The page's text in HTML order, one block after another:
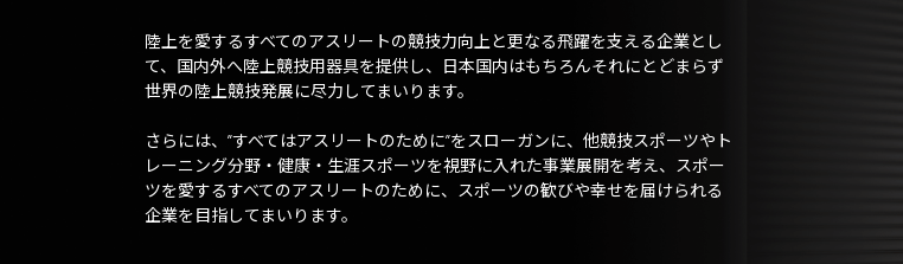
陸上を愛するすべてのアスリートの競技力向上と更なる飛躍を支える企業とし
て、国内外へ陸上競技用器具を提供し、日本国内はもちろんそれにとどまらず
世界の陸上競技発展に尽力してまいります。
さらには、”すべてはアスリートのために”をスローガンに、他競技スポーツやト
レーニング分野・健康・生涯スポーツを視野に入れた事業展開を考え、スポー
ツを愛するすべてのアスリートのために、スポーツの歓びや幸せを届けられる
企業を目指してまいります。